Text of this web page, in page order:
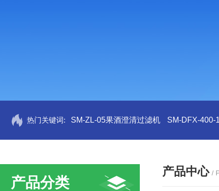
热门关键词: SM-ZL-05果酒澄清过滤机 SM-DFX-400-
产品分类
产品中心 /